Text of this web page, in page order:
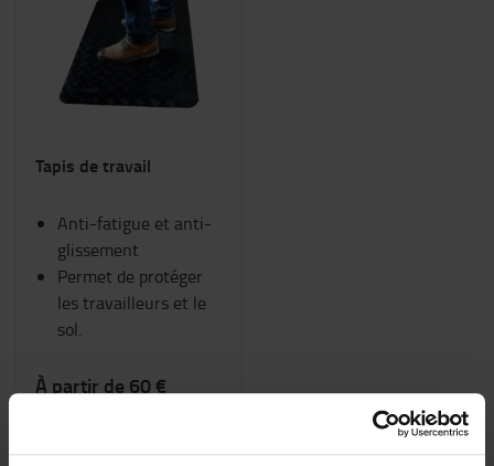
Tapis de travail
Anti-fatigue et anti-
glissement
Permet de protéger
les travailleurs et le
sol.
À partir de 60 €
COMMANDER EN